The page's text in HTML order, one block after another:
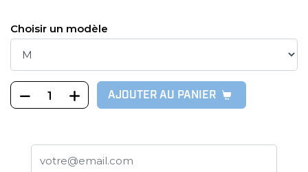
Choisir un modèle
AJOUTER AU PANIER